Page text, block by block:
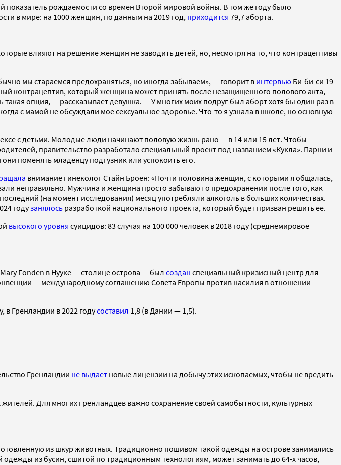
показатель рождаемости со времен Второй мировой войны. В том же году было
в мире: на 1000 женщин, по данным на 2019 год, приходится 79,7 аборта.
влияют на решение женщин не заводить детей, но, несмотря на то, что контрацептивы
мы стараемся предохраняться, но иногда забываем», — говорит в интервью Би-би-си 19-
контрацептив, который женщина может принять после незащищенного полового акта,
такая опция, — рассказывает девушка. — У многих моих подруг был аборт хотя бы один раз в
с мамой не обсуждали мое сексуальное здоровье. Что-то я узнала в школе, но основную
с детьми. Молодые люди начинают половую жизнь рано — в 14 или 15 лет. Чтобы
правительство разработало специальный проект под названием «Кукла». Парни и
поменять младенцу подгузник или успокоить его.
внимание гинеколог Стайн Броен: «Почти половина женщин, с которыми я общалась,
неправильно. Мужчина и женщина просто забывают о предохранении после того, как
(на момент исследования) месяц употребляли алкоголь в больших количествах.
годузанялось разработкой национального проекта, который будет призван решить ее.
высокого уровня суицидов: 83 случая на 100 000 человек в 2018 году (среднемировое
Fonden в Нууке — столице острова — был создан специальный кризисный центр для
— международному соглашению Совета Европы против насилия в отношении
в Гренландии в 2022 годусоставил 1,8 (в Дании — 1,5).
Гренландии не выдает новые лицензии на добычу этих ископаемых, чтобы не вредить
Для многих гренландцев важно сохранение своей самобытности, культурных
из шкур животных. Традиционно пошивом такой одежды на острове занимались
из бусин, сшитой по традиционным технологиям, может занимать до 64-х часов,